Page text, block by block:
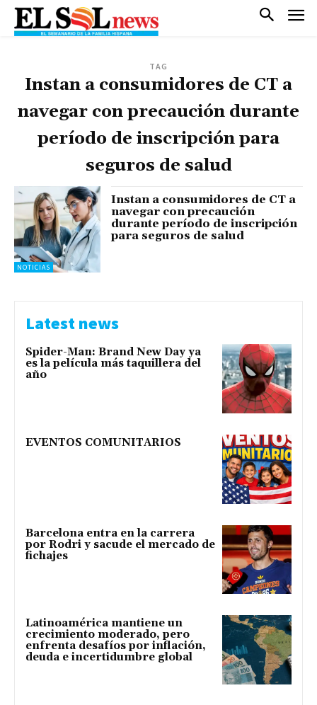
TAG
Instan a consumidores de CT a
navegar con precaución durante
período de inscripción para
seguros de salud
NOTICIAS
Instan a consumidores de CT a
navegar con precaución
durante período de inscripción
para seguros de salud
Latest news
Spider-Man: Brand New Day ya
es la película más taquillera del
año
EVENTOS COMUNITARIOS
Barcelona entra en la carrera
por Rodri y sacude el mercado de
fichajes
Latinoamérica mantiene un
crecimiento moderado, pero
enfrenta desafíos por inflación,
deuda e incertidumbre global